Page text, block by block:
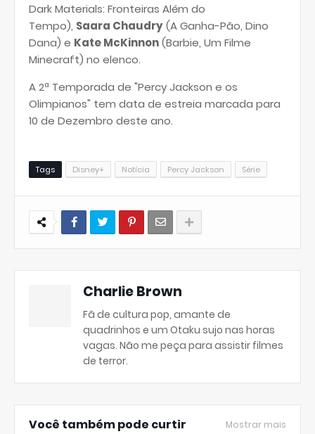
Dark Materials: Fronteiras Além do
Tempo), Saara Chaudry(A Ganha-Pão, Dino
Dana) e Kate McKinnon(Barbie, Um Filme
Minecraft) no elenco.
A 2ª Temporada de "Percy Jackson e os
Olimpianos" tem data de estreia marcada para
10 de Dezembro deste ano.
Tags Disney+ Notícia Percy Jackson Série
Charlie Brown
Fã de cultura pop, amante de
quadrinhos e um Otaku sujo nas horas
vagas. Não me peça para assistir filmes
de terror.
Você também pode curtir Mostrar mais